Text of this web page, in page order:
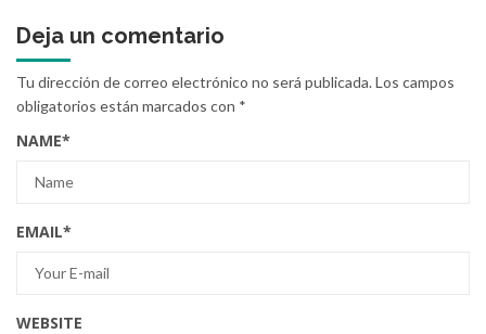
Deja un comentario
Tu dirección de correo electrónico no será publicada.Los campos
obligatorios están marcados con *
NAME*
EMAIL*
WEBSITE